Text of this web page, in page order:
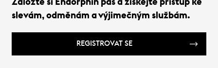
Založte si Endorphin pas a získejte přístup ke
slevám, odměnám a výjimečným službám.
REGISTROVAT SE